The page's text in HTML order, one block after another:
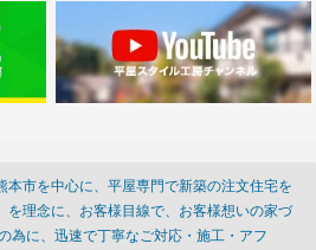
本市を中心に、平屋専門で新築の注文住宅を
を理念に、お客様目線で、お客様想いの家づ
為に、迅速で丁寧なご対応・施工・アフ